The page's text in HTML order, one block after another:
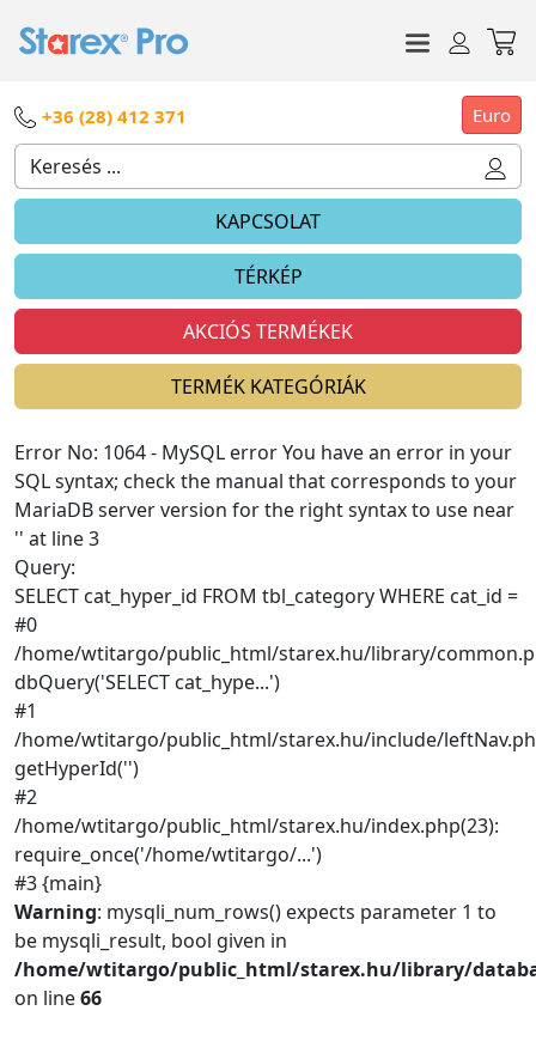
+36 (28) 412 371 Euro
KAPCSOLAT
TÉRKÉP
AKCIÓS TERMÉKEK
TERMÉK KATEGÓRIÁK
Error No: 1064 - MySQL error You have an error in your
SQL syntax; check the manual that corresponds to your
MariaDB server version for the right syntax to use near
'' at line 3
Query:
SELECT cat_hyper_id FROM tbl_category WHERE cat_id =
#0
/home/wtitargo/public_html/starex.hu/library/
dbQuery('SELECT cat_hype...')
#1
/home/wtitargo/public_html/starex.hu/include/
getHyperId('')
#2
/home/wtitargo/public_html/starex.hu/index.php(23):
require_once('/home/wtitargo/...')
#3 {main}
Warning: mysqli_num_rows() expects parameter 1 to
be mysqli_result, bool given in
/home/wtitargo/public_html/starex.hu/library/
on line66